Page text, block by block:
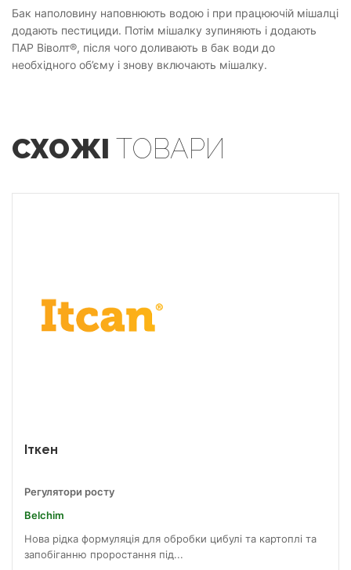
Бак наполовину наповнюють водою і при працюючій мішалці
додають пестициди. Потім мішалку зупиняють і додають
ПАР Віволт®, після чого доливають в бак води до
необхідного об’єму і знову включають мішалку.
СХОЖІ ТОВАРИ
Іткен
Регулятори росту
Belchim
Нова рідка формуляція для обробки цибулі та картоплі та
запобіганню проростання під...